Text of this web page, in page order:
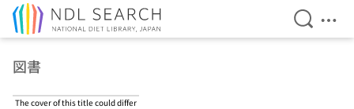
Open
図書
The cover of this title could differ